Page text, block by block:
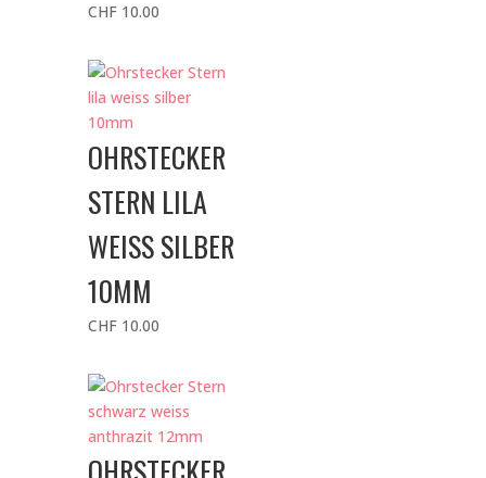
CHF10.00
OHRSTECKER
STERN LILA
WEISS SILBER
10MM
CHF10.00